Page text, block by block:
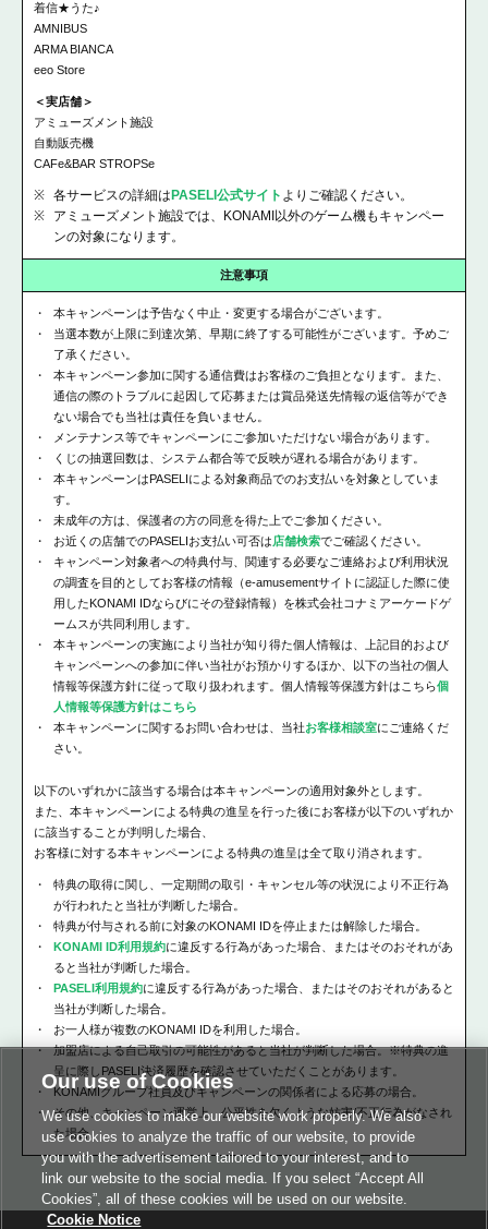
着信★うた♪
AMNIBUS
ARMA BIANCA
eeo Store
＜実店舗＞
アミューズメント施設
自動販売機
CAFe&BAR STROPSe
各サービスの詳細は PASELI公式サイト よりご確認ください。
アミューズメント施設では、KONAMI以外のゲーム機もキャンペー
ンの対象になります。
注意事項
本キャンペーンは予告なく中止・変更する場合がございます。
当選本数が上限に到達次第、早期に終了する可能性がございます。予めご
了承ください。
本キャンペーン参加に関する通信費はお客様のご負担となります。また、
通信の際のトラブルに起因して応募または賞品発送先情報の返信等ができ
ない場合でも当社は責任を負いません。
メンテナンス等でキャンペーンにご参加いただけない場合があります。
くじの抽選回数は、システム都合等で反映が遅れる場合があります。
本キャンペーンはPASELIによる対象商品でのお支払いを対象としていま
す。
未成年の方は、保護者の方の同意を得た上でご参加ください。
お近くの店舗でのPASELIお支払い可否は店舗検索でご確認ください。
キャンペーン対象者への特典付与、関連する必要なご連絡および利用状況
の調査を目的としてお客様の情報（e-amusementサイトに認証した際に使
用したKONAMI IDならびにその登録情報）を株式会社コナミアーケードゲ
ームスが共同利用します。
本キャンペーンの実施により当社が知り得た個人情報は、上記目的および
キャンペーンへの参加に伴い当社がお預かりするほか、以下の当社の個人
情報等保護方針に従って取り扱われます。個人情報等保護方針はこちら個
人情報等保護方針はこちら
本キャンペーンに関するお問い合わせは、当社お客様相談室にご連絡くだ
さい。
以下のいずれかに該当する場合は本キャンペーンの適用対象外とします。
また、本キャンペーンによる特典の進呈を行った後にお客様が以下のいずれか
に該当することが判明した場合、
お客様に対する本キャンペーンによる特典の進呈は全て取り消されます。
特典の取得に関し、一定期間の取引・キャンセル等の状況により不正行為
が行われたと当社が判断した場合。
特典が付与される前に対象のKONAMI IDを停止または解除した場合。
KONAMI ID利用規約に違反する行為があった場合、またはそのおそれがあ
ると当社が判断した場合。
PASELI利用規約に違反する行為があった場合、またはそのおそれがあると
当社が判断した場合。
お一人様が複数のKONAMI IDを利用した場合。
加盟店による自己取引の可能性があると当社が判断した場合。※特典の進
呈に際しPASELI決済履歴を確認させていただくことがあります。
KONAMIグループ社員及びキャンペーンの関係者による応募の場合。
その他、キャンペーン運営上、公平性を欠くような妨害/不正行為がなされ
た場合。
Our use of Cookies
We use cookies to make our website work properly. We also
use cookies to analyze the traffic of our website, to provide
you with the advertisement tailored to your interest, and to
link our website to the social media. If you select “Accept All
Cookies”, all of these cookies will be used on our website.
Cookie Notice